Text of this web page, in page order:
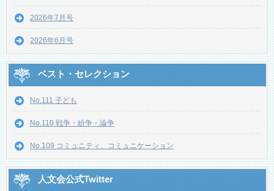
2026年7月号
2026年6月号
ベスト・セレクション
No.111 子ども
No.110 戦争・紛争・論争
No.109 コミュニティ、コミュニケーション
人文会公式Twitter